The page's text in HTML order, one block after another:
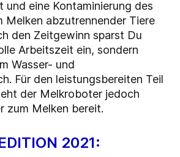
und eine Kontaminierung des
Melken abzutrennender Tiere
den Zeitgewinn sparst Du
Arbeitszeit ein, sondern
Wasser- und
Für den leistungsbereiten Teil
der Melkroboter jedoch
zum Melken bereit.
2021: